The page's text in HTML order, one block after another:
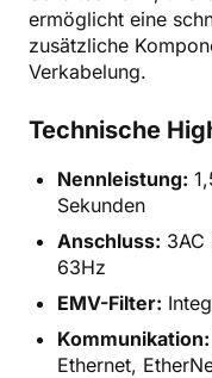
ermöglicht eine
zusätzliche
Verkabelung.
Technische
Nennleistung:
Sekunden
Anschluss:
63Hz
EMV-Filter:
Kommunikation:
Ethernet,